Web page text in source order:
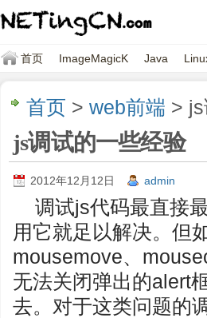
首页 ImageMagicK Java
首页 > web前端 >
js调试的一些经验
2012年12月12日 admin
调试js代码最直接
用它就足以解决。但
mousemove、
无法关闭弹出的alert
去。对于这类问题的